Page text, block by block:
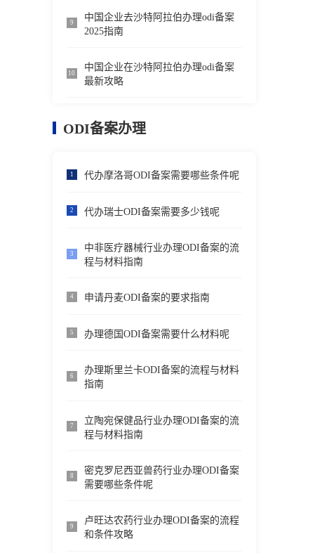
9
中国企业去沙特阿拉伯办理odi备案
2025指南
10
中国企业在沙特阿拉伯办理odi备案
最新攻略
ODI备案办理
1 代办摩洛哥ODI备案需要哪些条件呢
2 代办瑞士ODI备案需要多少钱呢
3
中非医疗器械行业办理ODI备案的流
程与材料指南
4 申请丹麦ODI备案的要求指南
5 办理德国ODI备案需要什么材料呢
6
办理斯里兰卡ODI备案的流程与材料
指南
7
立陶宛保健品行业办理ODI备案的流
程与材料指南
8
密克罗尼西亚兽药行业办理ODI备案
需要哪些条件呢
9
卢旺达农药行业办理ODI备案的流程
和条件攻略